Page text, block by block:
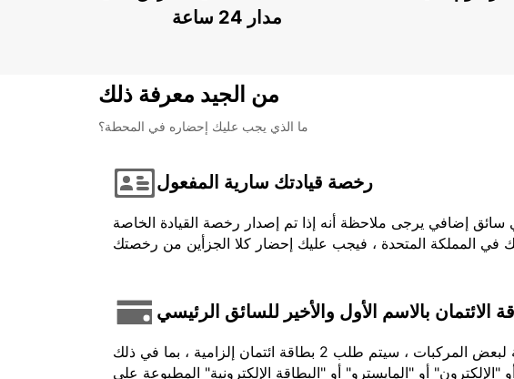
مدار 24 ساعة
من الجيد معرفة ذلك
ما الذي يجب عليك إحضاره في المحطة؟
رخصة قيادتك سارية المفعول
سائق إضافي يرجى ملاحظة أنه إذا تم إصدار رخصة القيادة الخاصة
الائتمان بالاسم الأول والأخير للسائق الرئيسي
في حالة الدفع المسبق ، يجب أن يكون الرصيد المستخدم باسم السائق وتقديمه عند تحصيله. بالنسبة لبعض المركبات ، سيتم طلب 2 بطاقة ائتمان إلزامية ، بما في ذلك
أو "المايسترو" أو "البطاقة الإلكترونية" المطبوعة على